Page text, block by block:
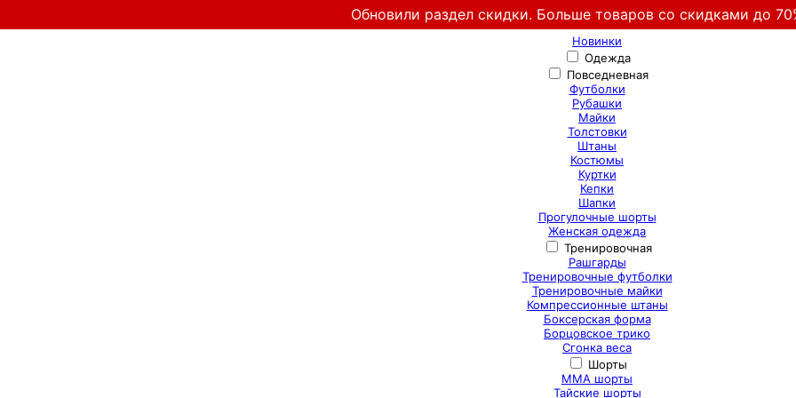
Обновили раздел скидки. Больше товаров со скидками до
Новинки
Одежда
Повседневная
Футболки
Рубашки
Майки
Толстовки
Штаны
Костюмы
Куртки
Кепки
Шапки
Прогулочные шорты
Женская одежда
Тренировочная
Рашгарды
Тренировочные футболки
Тренировочные майки
Компрессионные штаны
Боксерская форма
Борцовское трико
Сгонка веса
Шорты
ММА шорты
Тайские шорты